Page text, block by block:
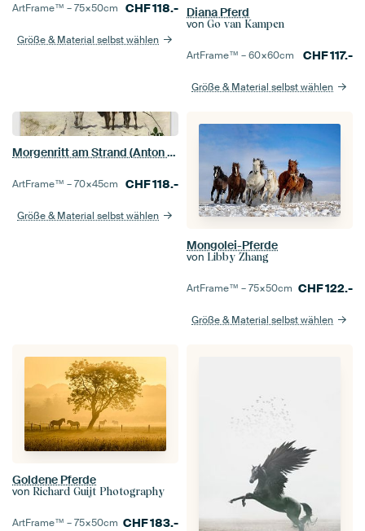
ArtFrame™ –75×50cm CHF118.-
Größe & Material selbst wählen
Diana Pferd
von Go van Kampen
ArtFrame™ –60×60cm CHF117.-
Größe & Material selbst wählen
Morgenritt am Strand (Anton Mauve)
ArtFrame™ –70×45cm CHF118.-
Größe & Material selbst wählen
Mongolei-Pferde
von Libby Zhang
ArtFrame™ –75×50cm CHF122.-
Größe & Material selbst wählen
Goldene Pferde
von Richard Guijt Photography
ArtFrame™ –75×50cm CHF183.-